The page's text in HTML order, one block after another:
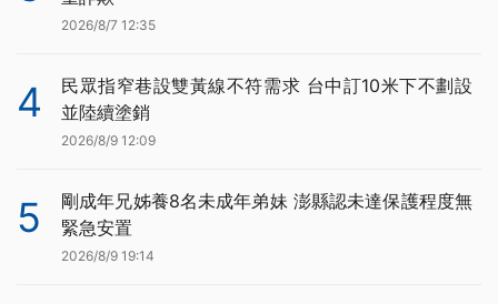
2026/8/7 12:35
4
民眾指窄巷設雙黃線不符需求 台中訂10米下不劃設
並陸續塗銷
2026/8/9 12:09
5
剛成年兄姊養8名未成年弟妹 澎縣認未達保護程度無
緊急安置
2026/8/9 19:14